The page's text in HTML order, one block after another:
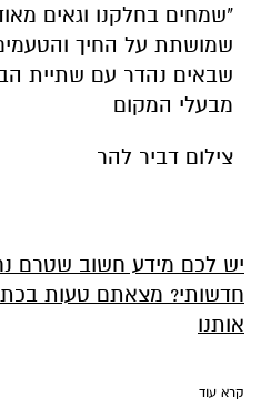
"שמחים בחלקנו וגאים
שמושתת על החיך
שבאים נהדר עם שתיית
מבעלי המקום
צילום דביר להר
יש לכם מידע חשוב שטרם
חדשותי? מצאתם טעות
אותנו
קרא עוד